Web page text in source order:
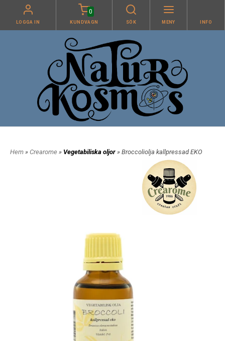
LOGGA IN
0
KUNDVAGN SÖK MENY INFO
Hem » Crearome » Vegetabiliska oljor » Broccoliolja kallpressad EKO